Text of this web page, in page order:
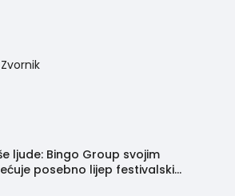
ljude: Bingo Group svojim
posebno lijep festivalski